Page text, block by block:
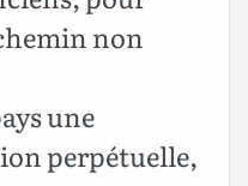
non
une
perpétuelle,